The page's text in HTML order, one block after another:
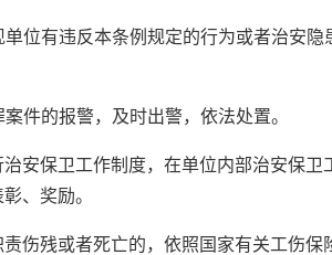
位有违反本条例规定的行为或者治安
件的报警，及时出警，依法处置。
安保卫工作制度，在单位内部治安保卫
、奖励。
伤残或者死亡的，依照国家有关工伤保